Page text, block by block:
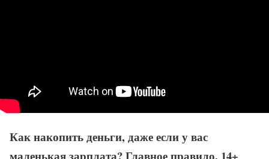
Как накопить деньги, даже если у вас